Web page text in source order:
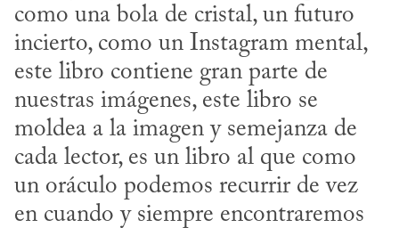
como una bola de cristal, un futuro
incierto, como un Instagram mental,
este libro contiene gran parte de
nuestras imágenes, este libro se
moldea a la imagen y semejanza de
cada lector, es un libro al que como
un oráculo podemos recurrir de vez
en cuando y siempre encontraremos